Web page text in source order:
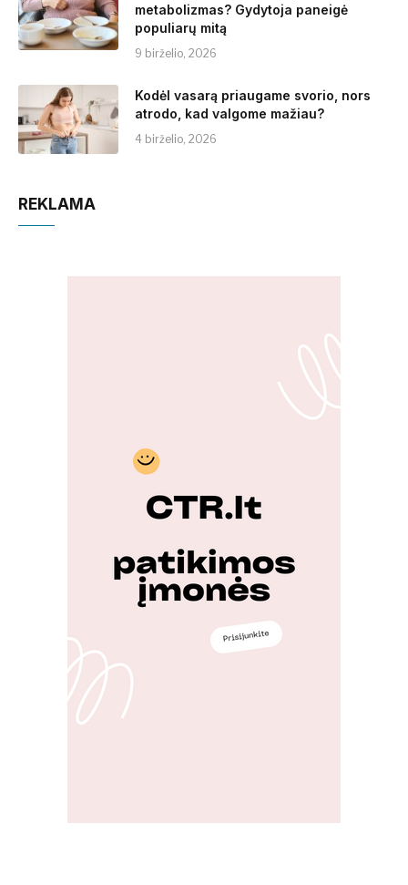
metabolizmas? Gydytoja paneigė
populiarų mitą
9 birželio, 2026
Kodėl vasarą priaugame svorio, nors
atrodo, kad valgome mažiau?
4 birželio, 2026
REKLAMA